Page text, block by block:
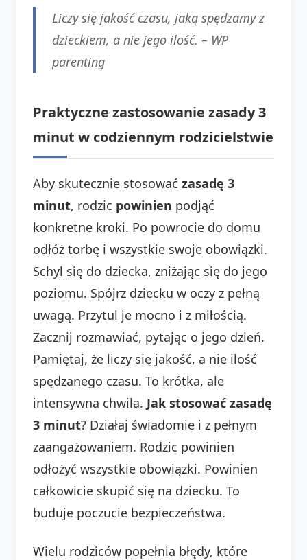
Liczy się jakość czasu, jaką spędzamy z
dzieckiem, a nie jego ilość. – WP
parenting
Praktyczne zastosowanie zasady 3
minut w codziennym rodzicielstwie
Aby skutecznie stosować zasadę 3
minut, rodzic powinien podjąć
konkretne kroki. Po powrocie do domu
odłóż torbę i wszystkie swoje obowiązki.
Schyl się do dziecka, zniżając się do jego
poziomu. Spójrz dziecku w oczy z pełną
uwagą. Przytul je mocno i z miłością.
Zacznij rozmawiać, pytając o jego dzień.
Pamiętaj, że liczy się jakość, a nie ilość
spędzanego czasu. To krótka, ale
intensywna chwila. Jak stosować zasadę
3 minut? Działaj świadomie i z pełnym
zaangażowaniem. Rodzic powinien
odłożyć wszystkie obowiązki. Powinien
całkowicie skupić się na dziecku. To
buduje poczucie bezpieczeństwa.
Wielu rodziców popełnia błędy, które